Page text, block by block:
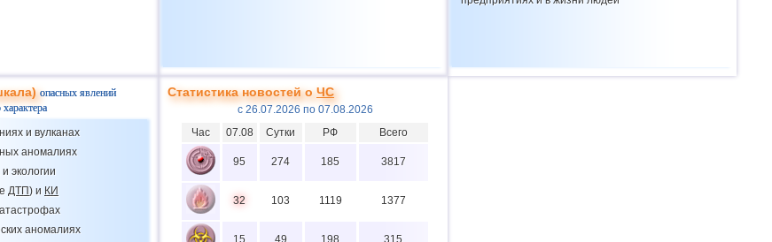
опасных явлений
и вулканах
аномалиях
экологии
ДТП) и КИ
аномалиях
Статистика новостей оЧС
с 26.07.2026 по 07.08.2026
Час
07.08 Сутки РФ Всего
95 274 185 3817
32 103 1119 1377
15 49 198 315